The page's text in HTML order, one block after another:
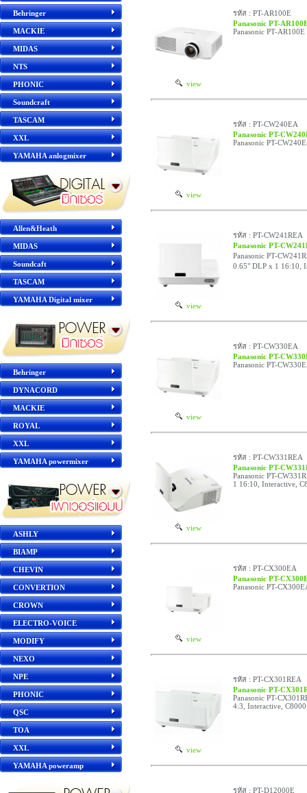
Behringer
MACKIE
MIDAS
NTS
PHONIC
Soundcraft
TASCAM
XXL
YAMAHA anlogmixer
Allen&Heath
MIDAS
Soundcaft
TASCAM
YAMAHA Digital mixer
Behringer
DYNACORD
MACKIE
ROYAL
XXL
YAMAHA powermixer
ASHLY
BIAMP
CHEVIN
CONVERTION
CROWN
ELECTRO-VOICE
MODIFY
NEXO
NPE
PHONIC
QSC
TOA
XXL
YAMAHA poweramp
view
รหัส : PT-AR100E
Panasonic PT-
Panasonic PT-
view
รหัส : PT-CW240EA
Panasonic PT-
Panasonic PT-
view
รหัส : PT-CW241REA
Panasonic PT-
Panasonic PT-
0.65" DLP x 1 16:10,
view
รหัส : PT-CW330EA
Panasonic PT-
Panasonic PT-
view
รหัส : PT-CW331REA
Panasonic PT-
Panasonic PT-
1 16:10, Interactive,
view
รหัส : PT-CX300EA
Panasonic PT-
Panasonic PT-
view
รหัส : PT-CX301REA
Panasonic PT-
Panasonic PT-
4:3, Interactive,
รหัส : PT-D12000E